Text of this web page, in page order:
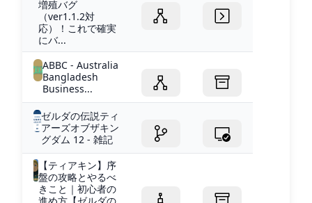
増殖バグ
（ver1.1.2対
応）！これで確実
にバ...
ABBC - Australia
Bangladesh
Business...
ゼルダの伝説ティ
アーズオブザキン
グダム 12 - 雑記
【ティアキン】序
盤の攻略とやるべ
きこと｜初心者の